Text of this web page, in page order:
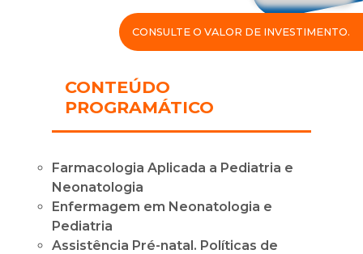
CONSULTE O VALOR DE INVESTIMENTO.
CONTEÚDO
PROGRAMÁTICO
Farmacologia Aplicada a Pediatria e
Neonatologia
Enfermagem em Neonatologia e
Pediatria
Assistência Pré-natal. Políticas de